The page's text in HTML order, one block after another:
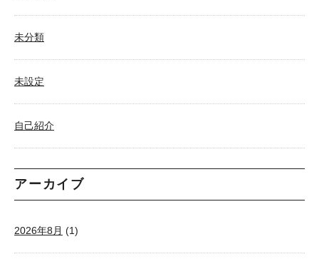
未分類
未設定
自己紹介
アーカイブ
2026年8月 (1)